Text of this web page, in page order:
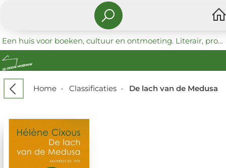
Een huis voor boeken, cultuur en ontmoeting. Literair, progressief en coöperatief.
Home- Classificaties- De lach van de Medusa